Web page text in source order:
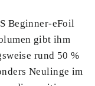
Beginner-eFoil
gibt ihm
rund 50 %
Neulinge im